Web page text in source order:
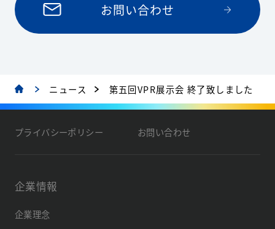
お問い合わせ
ニュース 第五回VPR展示会 終了致しました
プライバシーポリシー お問い合わせ
企業情報
企業理念